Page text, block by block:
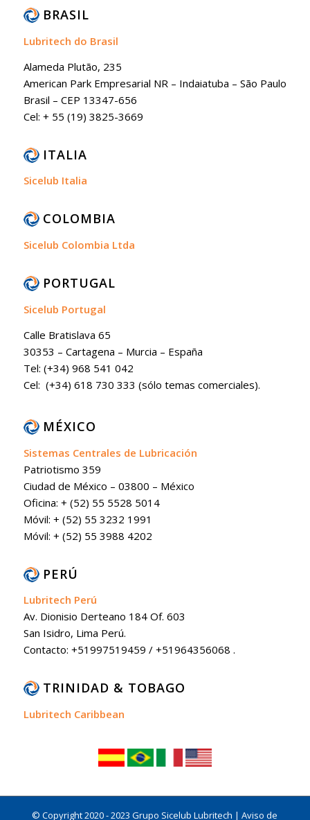
BRASIL
Lubritech do Brasil
Alameda Plutão, 235
American Park Empresarial NR – Indaiatuba – São Paulo
Brasil – CEP 13347-656
Cel: + 55 (19) 3825-3669
ITALIA
Sicelub Italia
COLOMBIA
Sicelub Colombia Ltda
PORTUGAL
Sicelub Portugal
Calle Bratislava 65
30353 – Cartagena – Murcia – España
Tel: (+34) 968 541 042
Cel: (+34) 618 730 333 (sólo temas comerciales).
MÉXICO
Sistemas Centrales de Lubricación
Patriotismo 359
Ciudad de México – 03800 – México
Oficina: + (52) 55 5528 5014
Móvil: + (52) 55 3232 1991
Móvil: + (52) 55 3988 4202
PERÚ
Lubritech Perú
Av. Dionisio Derteano 184 Of. 603
San Isidro, Lima Perú.
Contacto: +51997519459 / +51964356068 .
TRINIDAD & TOBAGO
Lubritech Caribbean
© Copyright 2020 - 2023 Grupo Sicelub Lubritech |Aviso de